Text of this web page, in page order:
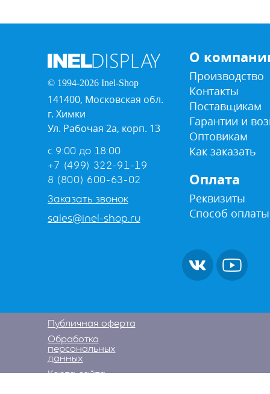
© 1994-2026 Inel-Shop
141400, Московская обл.
г. Химки
Ул. Рабочая 2а, корп. 13
с 9:00 до 18:00
+7 (499) 322-91-19
8 (800) 600-63-02
Заказать звонок
sales@inel-shop.ru
О
Производство
Контакты
Поставщикам
Гарантии и
Оптовикам
Как заказать
Оплата
Реквизиты
Способ оплаты
Публичная оферта
Обработка
персональных
данных
Карта сайта